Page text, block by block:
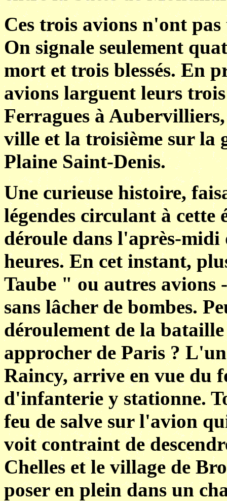
Ces trois avions n'ont
On signale seulement
mort et trois blessés. En
avions larguent leurs
Ferragues à
ville et la troisième sur la
Plaine Saint-Denis.
Une curieuse histoire,
légendes circulant à cette
déroule dans l'après-midi
heures. En cet instant,
Taube " ou autres avions
sans lâcher de bombes.
déroulement de la
approcher de Paris ?
Raincy, arrive en vue du
d'infanterie y stationne.
feu de salve sur l'avion
voit contraint de
Chelles et le village de
poser en plein dans un